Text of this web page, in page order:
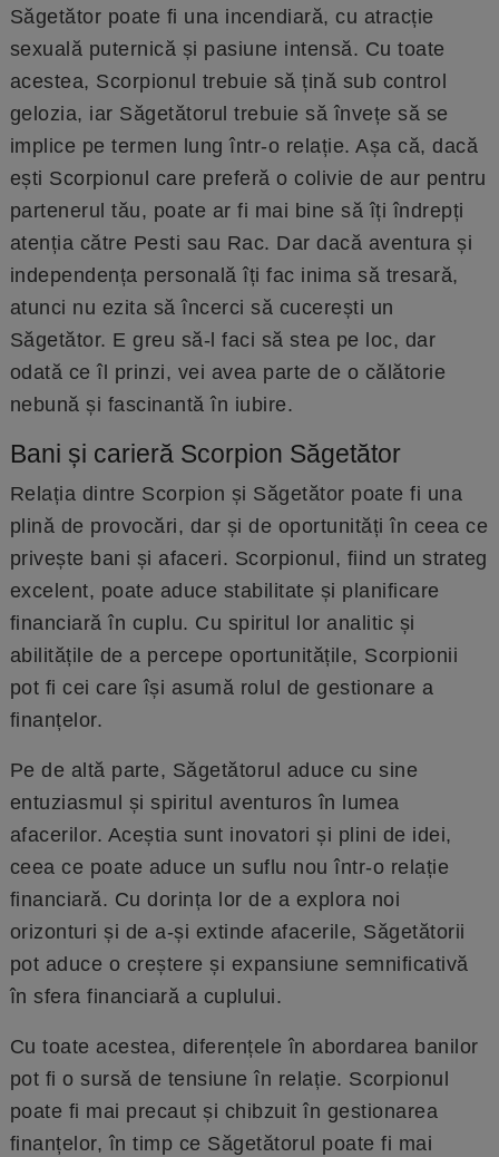
Săgetător poate fi una incendiară, cu atracție
sexuală puternică și pasiune intensă. Cu toate
acestea, Scorpionul trebuie să țină sub control
gelozia, iar Săgetătorul trebuie să învețe să se
implice pe termen lung într-o relație. Așa că, dacă
ești Scorpionul care preferă o colivie de aur pentru
partenerul tău, poate ar fi mai bine să îți îndrepți
atenția către Pesti sau Rac. Dar dacă aventura și
independența personală îți fac inima să tresară,
atunci nu ezita să încerci să cucerești un
Săgetător. E greu să-l faci să stea pe loc, dar
odată ce îl prinzi, vei avea parte de o călătorie
nebună și fascinantă în iubire.
Bani și carieră Scorpion Săgetător
Relația dintre Scorpion și Săgetător poate fi una
plină de provocări, dar și de oportunități în ceea ce
privește bani și afaceri. Scorpionul, fiind un strateg
excelent, poate aduce stabilitate și planificare
financiară în cuplu. Cu spiritul lor analitic și
abilitățile de a percepe oportunitățile, Scorpionii
pot fi cei care își asumă rolul de gestionare a
finanțelor.
Pe de altă parte, Săgetătorul aduce cu sine
entuziasmul și spiritul aventuros în lumea
afacerilor. Aceștia sunt inovatori și plini de idei,
ceea ce poate aduce un suflu nou într-o relație
financiară. Cu dorința lor de a explora noi
orizonturi și de a-și extinde afacerile, Săgetătorii
pot aduce o creștere și expansiune semnificativă
în sfera financiară a cuplului.
Cu toate acestea, diferențele în abordarea banilor
pot fi o sursă de tensiune în relație. Scorpionul
poate fi mai precaut și chibzuit în gestionarea
finanțelor, în timp ce Săgetătorul poate fi mai